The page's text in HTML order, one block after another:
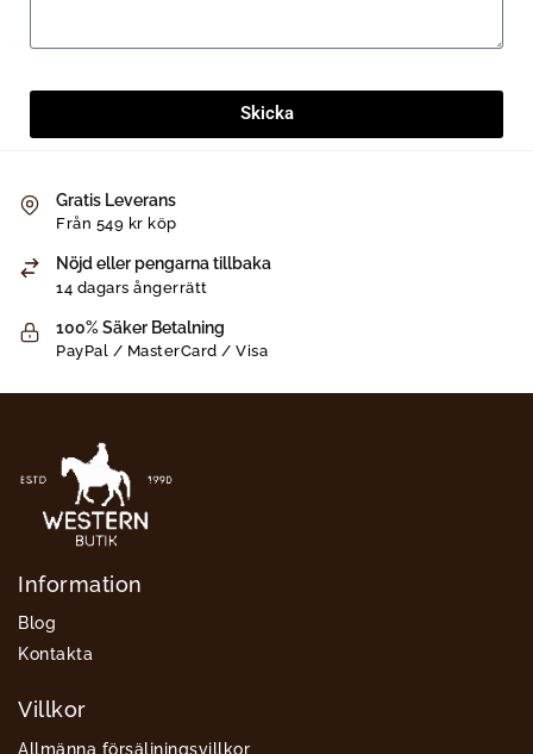
Skicka
Gratis Leverans
Från 549 kr köp
Nöjd eller pengarna tillbaka
14 dagars ångerrätt
100% Säker Betalning
PayPal / MasterCard / Visa
Information
Blog
Kontakta
Villkor
Allmänna försäljningsvillkor